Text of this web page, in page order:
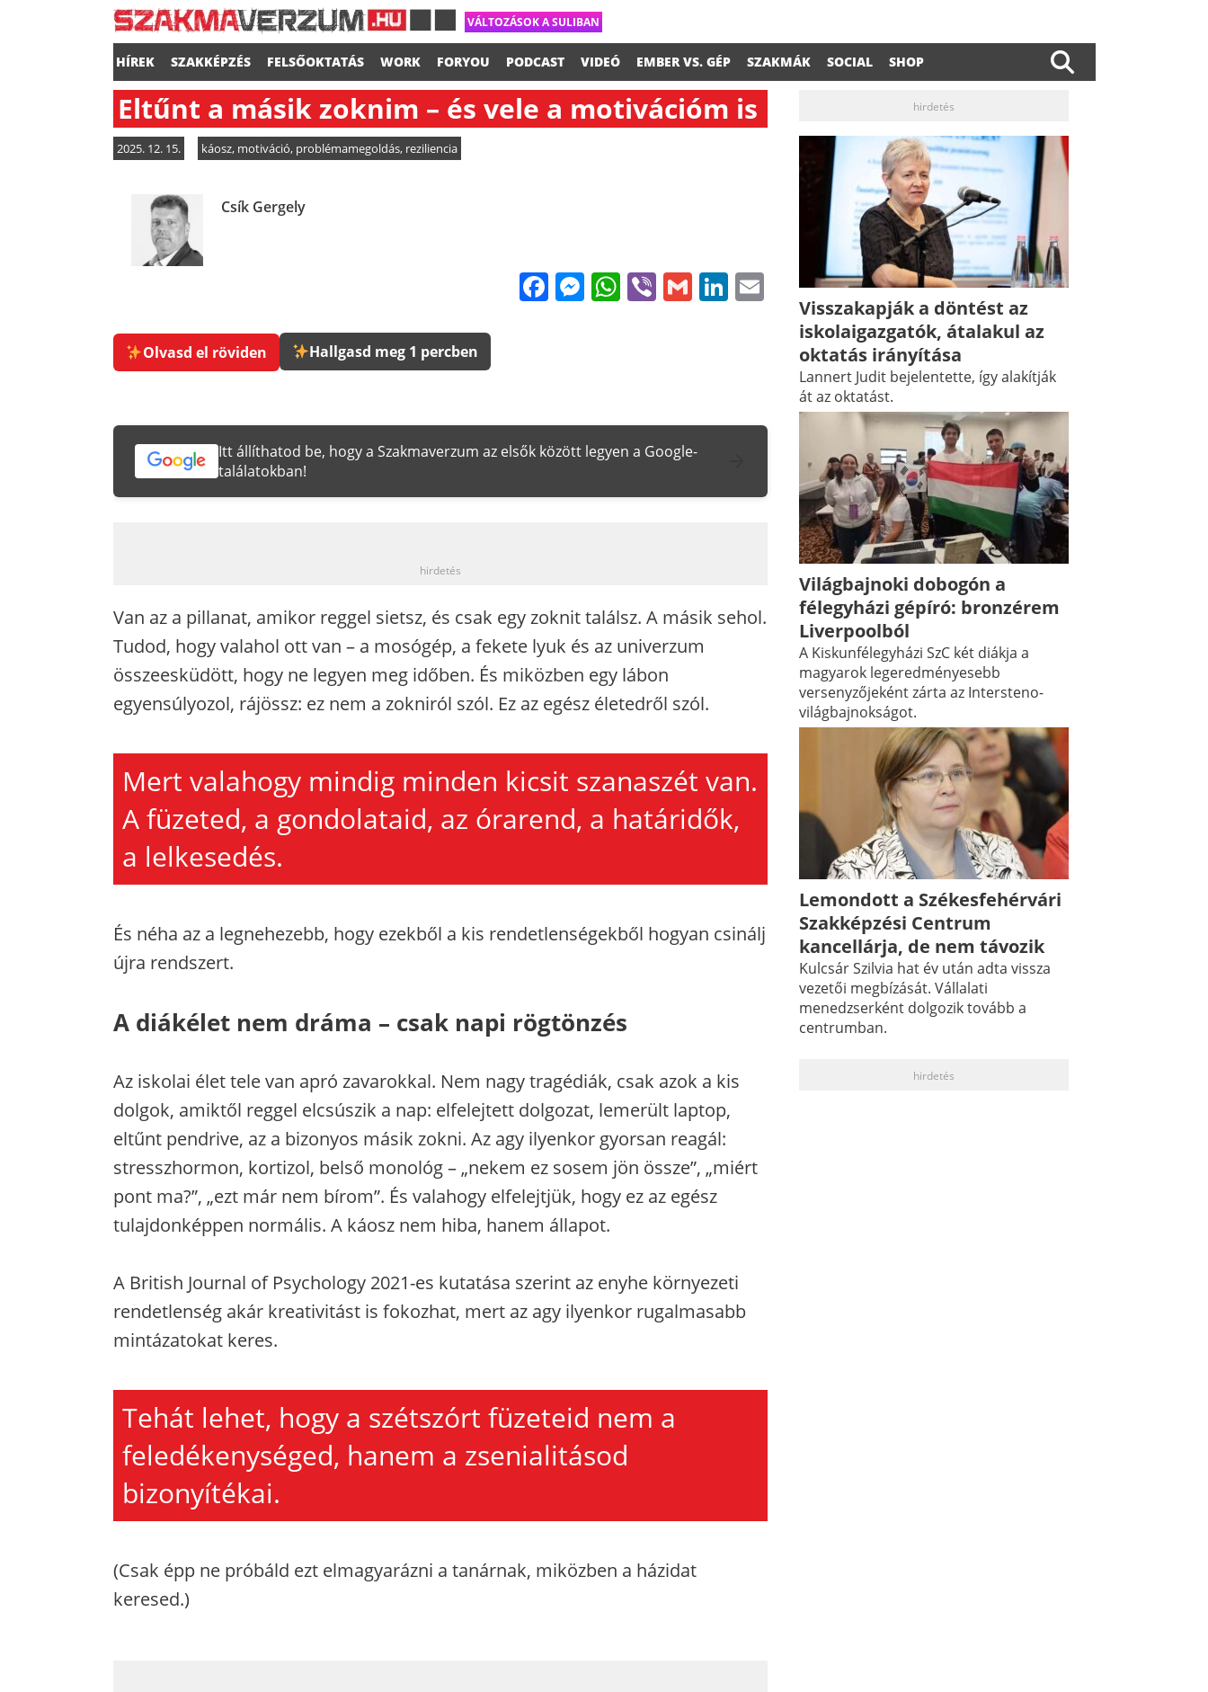
VÁLTOZÁSOK A SULIBAN
HÍREK SZAKKÉPZÉS FELSŐOKTATÁS WORK FORYOU PODCAST VIDEÓ EMBER VS. GÉP SZAKMÁK SOCIAL SHOP
Eltűnt a másik zoknim – és vele a motivációm is
2025. 12. 15. káosz, motiváció, problémamegoldás, reziliencia
Csík Gergely
Facebook
Messenger
WhatsApp
ViberGmailLinkedIn
Email
Olvasd el röviden Hallgasd meg 1 percben
Itt állíthatod be, hogy a Szakmaverzum az elsők között legyen a Google-
találatokban!
hirdetés
Van az a pillanat, amikor reggel sietsz, és csak egy zoknit találsz. A másik sehol.
Tudod, hogy valahol ott van – a mosógép, a fekete lyuk és az univerzum
összeesküdött, hogy ne legyen meg időben. És miközben egy lábon
egyensúlyozol, rájössz: ez nem a zokniról szól. Ez az egész életedről szól.
Mert valahogy mindig minden kicsit szanaszét van.
A füzeted, a gondolataid, az órarend, a határidők,
a lelkesedés.
És néha az a legnehezebb, hogy ezekből a kis rendetlenségekből hogyan csinálj
újra rendszert.
A diákélet nem dráma – csak napi rögtönzés
Az iskolai élet tele van apró zavarokkal. Nem nagy tragédiák, csak azok a kis
dolgok, amiktől reggel elcsúszik a nap: elfelejtett dolgozat, lemerült laptop,
eltűnt pendrive, az a bizonyos másik zokni. Az agy ilyenkor gyorsan reagál:
stresszhormon, kortizol, belső monológ – „nekem ez sosem jön össze”, „miért
pont ma?”, „ezt már nem bírom”. És valahogy elfelejtjük, hogy ez az egész
tulajdonképpen normális. A káosz nem hiba, hanem állapot.
A British Journal of Psychology 2021-es kutatása szerint az enyhe környezeti
rendetlenség akár kreativitást is fokozhat, mert az agy ilyenkor rugalmasabb
mintázatokat keres.
Tehát lehet, hogy a szétszórt füzeteid nem a
feledékenységed, hanem a zsenialitásod
bizonyítékai.
(Csak épp ne próbáld ezt elmagyarázni a tanárnak, miközben a házidat
keresed.)
hirdetés
Visszakapják a döntést az
iskolaigazgatók, átalakul az
oktatás irányítása
Lannert Judit bejelentette, így alakítják
át az oktatást.
Világbajnoki dobogón a
félegyházi gépíró: bronzérem
Liverpoolból
A Kiskunfélegyházi SzC két diákja a
magyarok legeredményesebb
versenyzőjeként zárta az Intersteno-
világbajnokságot.
Lemondott a Székesfehérvári
Szakképzési Centrum
kancellárja, de nem távozik
Kulcsár Szilvia hat év után adta vissza
vezetői megbízását. Vállalati
menedzserként dolgozik tovább a
centrumban.
hirdetés